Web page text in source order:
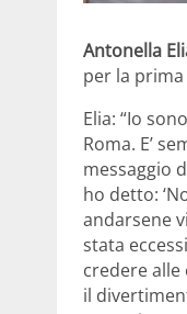
Antonella
per la
Elia: “Io
Roma. E’
messaggio
ho detto:
andarsene
stata
credere alle
il